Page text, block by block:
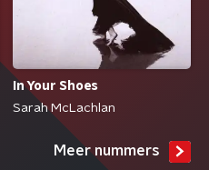
In Your Shoes
Sarah McLachlan
Meer nummers